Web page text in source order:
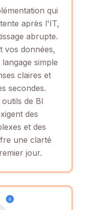
qui
après l'IT,
abrupte.
vos données,
simple
claires et
secondes.
de BI
des
et des
une clarté
jour.